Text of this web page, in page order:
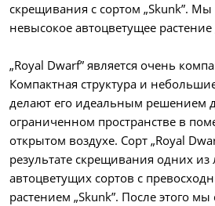
скрещивания с сортом „Skunk”. Мы
невысокое автоцветущее растение
„Royal Dwarf” является очень
Компактная структура и
делают его идеальным решением
ограниченном пространстве в
открытом воздухе. Сорт „Royal
результате скрещивания одних
автоцветущих сортов с
растением „Skunk”. После этого